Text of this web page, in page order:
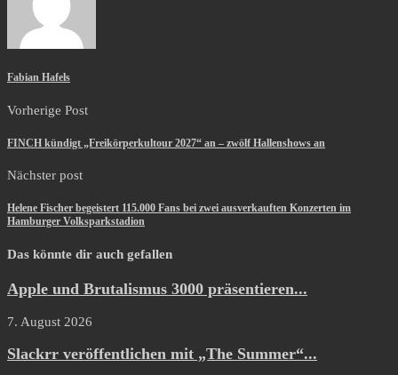
Fabian Hafels
Vorherige Post
FINCH kündigt „Freikörperkultour 2027“ an – zwölf Hallenshows an
Nächster post
Helene Fischer begeistert 115.000 Fans bei zwei ausverkauften Konzerten im
Hamburger Volksparkstadion
Das könnte dir auch gefallen
Apple und Brutalismus 3000 präsentieren...
7. August 2026
Slackrr veröffentlichen mit „The Summer“...